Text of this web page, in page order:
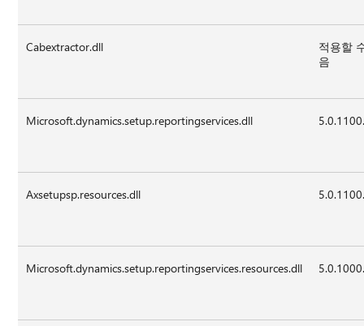
Cabextractor.dll
적용할
음
Microsoft.dynamics.setup.reportingservices.dll
Axsetupsp.resources.dll
Microsoft.dynamics.setup.reportingservices.resources.dll